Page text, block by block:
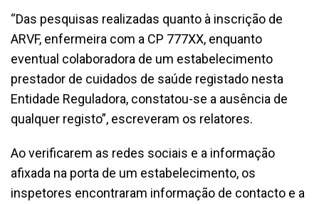
“Das pesquisas realizadas quanto à inscrição de
ARVF, enfermeira com a CP 777XX, enquanto
eventual colaboradora de um estabelecimento
prestador de cuidados de saúde registado nesta
Entidade Reguladora, constatou-se a ausência de
qualquer registo”, escreveram os relatores.
Ao verificarem as redes sociais e a informação
afixada na porta de um estabelecimento, os
inspetores encontraram informação de contacto e a